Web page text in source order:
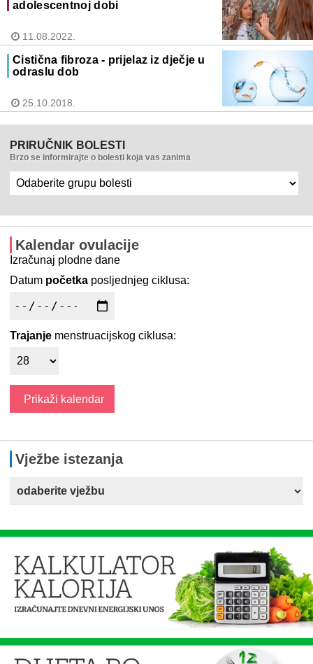
adolescentnoj dobi
11.08.2022.
Cistična fibroza - prijelaz iz dječje u
odraslu dob
25.10.2018.
PRIRUČNIK BOLESTI
Brzo se informirajte o bolesti koja vas zanima
Kalendar ovulacije
Izračunaj plodne dane
Datum početka posljednjeg ciklusa:
Trajanje menstruacijskog ciklusa:
Vježbe istezanja